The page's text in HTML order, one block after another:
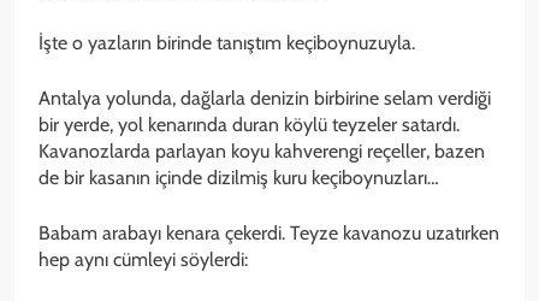
İşte o yazların birinde tanıştım keçiboynuzuyla.
Antalya yolunda, dağlarla denizin birbirine selam verdiği
bir yerde, yol kenarında duran köylü teyzeler satardı.
Kavanozlarda parlayan koyu kahverengi reçeller, bazen
de bir kasanın içinde dizilmiş kuru keçiboynuzları…
Babam arabayı kenara çekerdi. Teyze kavanozu uzatırken
hep aynı cümleyi söylerdi: